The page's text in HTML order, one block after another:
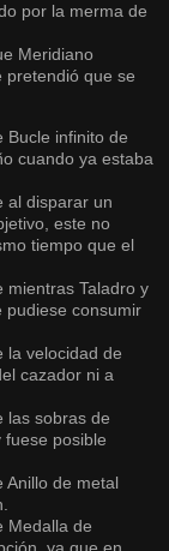
por la merma de
Meridiano
pretendió que se
Bucle infinito de
cuando ya estaba
al disparar un
este no
tiempo que el
mientras Taladro y
pudiese consumir
la velocidad de
cazador ni a
las sobras de
posible
Anillo de metal
Medalla de